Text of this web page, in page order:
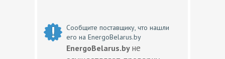
Сообщите поставщику, что нашли
его на EnergoBelarus.by
EnergoBelarus.by не